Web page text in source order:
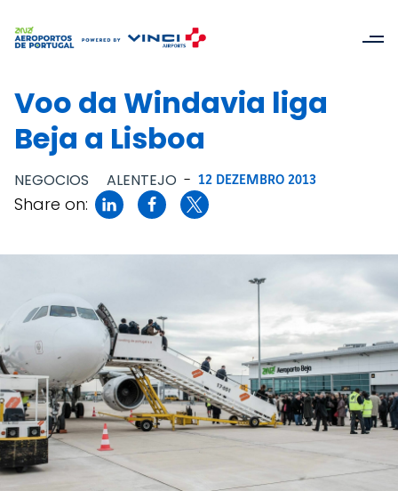
Voo da Windavia liga
Beja a Lisboa
NEGOCIOS ALENTEJO - 12 DEZEMBRO 2013
Share on: